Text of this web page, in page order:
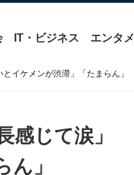
IT・ビジネス エンタメ
イケメンが渋滞」「たまらん」
感じて涙」
」